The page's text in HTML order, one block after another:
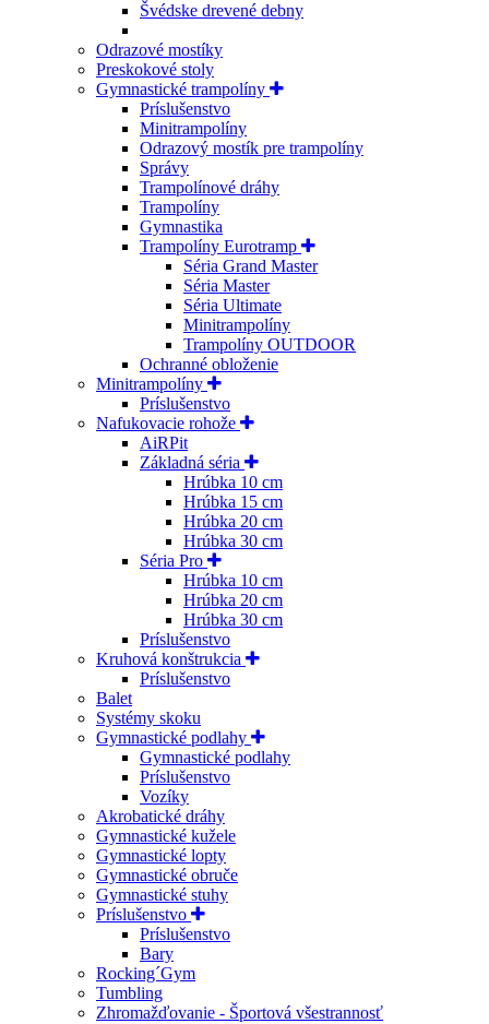
Švédske drevené debny
Odrazové mostíky
Preskokové stoly
Gymnastické trampolíny
Príslušenstvo
Minitrampolíny
Odrazový mostík pre trampolíny
Správy
Trampolínové dráhy
Trampolíny
Gymnastika
Trampolíny Eurotramp
Séria Grand Master
Séria Master
Séria Ultimate
Minitrampolíny
Trampolíny OUTDOOR
Ochranné obloženie
Minitrampolíny
Príslušenstvo
Nafukovacie rohože
AiRPit
Základná séria
Hrúbka 10 cm
Hrúbka 15 cm
Hrúbka 20 cm
Hrúbka 30 cm
Séria Pro
Hrúbka 10 cm
Hrúbka 20 cm
Hrúbka 30 cm
Príslušenstvo
Kruhová konštrukcia
Príslušenstvo
Balet
Systémy skoku
Gymnastické podlahy
Gymnastické podlahy
Príslušenstvo
Vozíky
Akrobatické dráhy
Gymnastické kužele
Gymnastické lopty
Gymnastické obruče
Gymnastické stuhy
Príslušenstvo
Príslušenstvo
Bary
Rocking´Gym
Tumbling
Zhromažďovanie - Športová všestrannosť